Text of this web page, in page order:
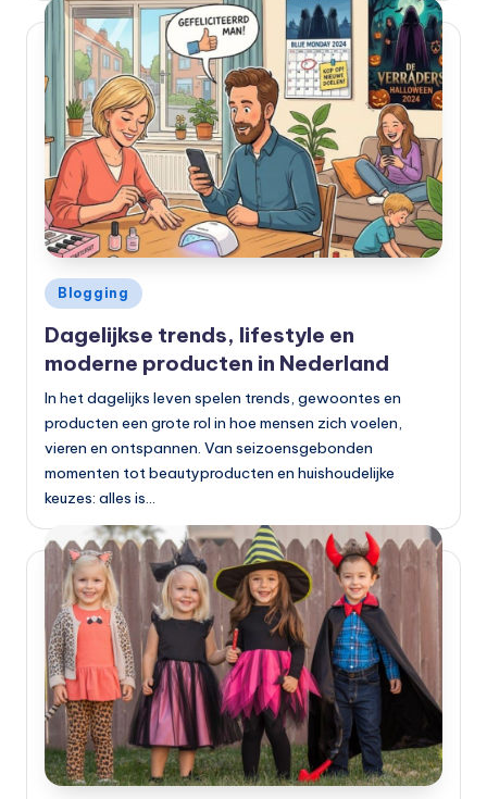
Geplaatst
in
Blogging
Dagelijkse trends, lifestyle en
moderne producten in Nederland
In het dagelijks leven spelen trends, gewoontes en
producten een grote rol in hoe mensen zich voelen,
vieren en ontspannen. Van seizoensgebonden
momenten tot beautyproducten en huishoudelijke
keuzes: alles is…